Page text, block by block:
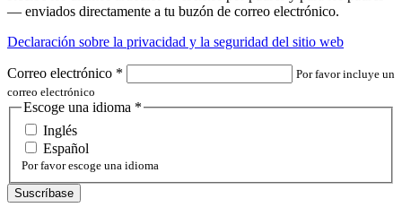
— enviados directamente a tu buzón de correo electrónico.
Declaración sobre la privacidad y la seguridad del sitio web
Correo electrónico *
Por favor incluye un
correo electrónico
Escoge una idioma *
Inglés
Español
Por favor escoge una idioma